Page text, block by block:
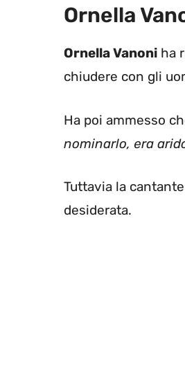
Ornella
Ornella Vanoni ha
chiudere con gli
Ha poi ammesso
nominarlo, era
Tuttavia la
desiderata.